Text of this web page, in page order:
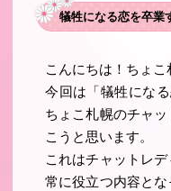
犠牲になる恋を卒業
こんにちは！ちょこ
今回は「犠牲にな
ちょこ札幌のチャ
こうと思います。
これはチャットレ
常に役立つ内容と